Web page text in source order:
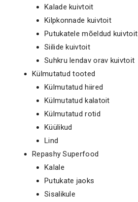
Kalade kuivtoit
Kilpkonnade kuivtoit
Putukatele mõeldud kuivtoit
Siilide kuivtoit
Suhkru lendav orav kuivtoit
Külmutatud tooted
Külmutatud hiired
Külmutatud kalatoit
Külmutatud rotid
Küülikud
Lind
Repashy Superfood
Kalale
Putukate jaoks
Sisalikule